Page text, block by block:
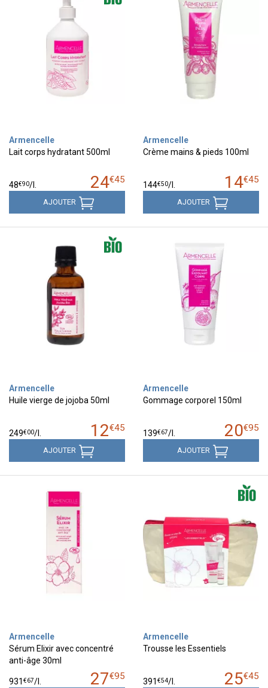
Armencelle
Lait corps hydratant 500ml
24€45
48€90/
AJOUTER
Armencelle
Crème mains & pieds 100ml
14€45
144€50/
AJOUTER
Armencelle
Huile vierge de jojoba 50ml
12€45
249€00/
AJOUTER
Armencelle
Gommage corporel 150ml
20€95
139€67/
AJOUTER
Armencelle
Sérum Elixir avec concentré
anti-âge 30ml
27€95
931 €67/
Armencelle
Trousse les Essentiels
25€45
391 €54/